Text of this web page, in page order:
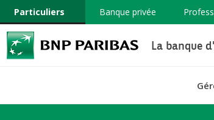
Particuliers Banque privée
La banque